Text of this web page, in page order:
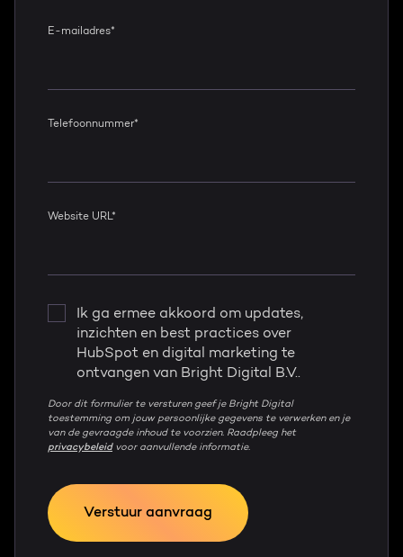
E-mailadres*
Telefoonnummer*
Website URL*
Ik ga ermee akkoord om updates,
inzichten en best practices over
HubSpot en digital marketing te
ontvangen van Bright Digital B.V..
Door dit formulier te versturen geef je Bright Digital
toestemming om jouw persoonlijke gegevens te verwerken en je
van de gevraagde inhoud te voorzien. Raadpleeg het
privacybeleidvoor aanvullende informatie.